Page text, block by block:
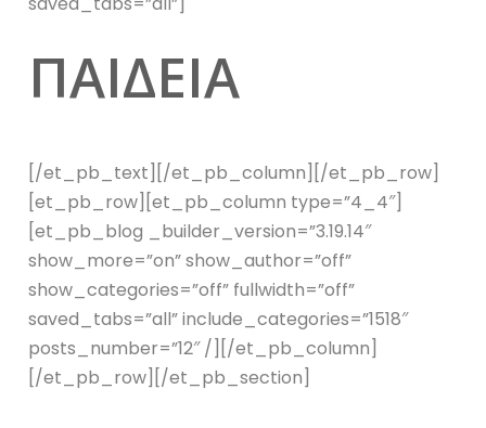
ΠΑΙΔΕΙΑ
[/et_pb_text][/et_pb_column][/et_pb_row]
[et_pb_row][et_pb_column type=”4_4″]
[et_pb_blog _builder_version=”3.19.14″
show_more=”on” show_author=”off”
show_categories=”off” fullwidth=”off”
saved_tabs=”all” include_categories=”1518″
posts_number=”12″ /][/et_pb_column]
[/et_pb_row][/et_pb_section]